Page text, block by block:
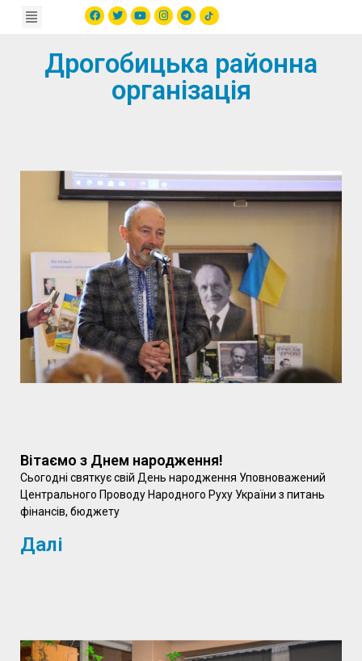
Дрогобицька районна
організація
Вітаємо з Днем народження!
Сьогодні святкує свій День народження Уповноважений
Центрального Проводу Народного Руху України з питань
фінансів, бюджету
Далі